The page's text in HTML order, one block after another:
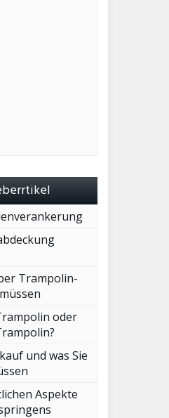
Trampolin-
oder
und was Sie
Aspekte